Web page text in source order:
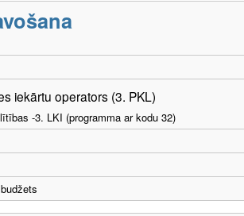
iekārtu operators (3. PKL)
-3. LKI (programma ar kodu 32)